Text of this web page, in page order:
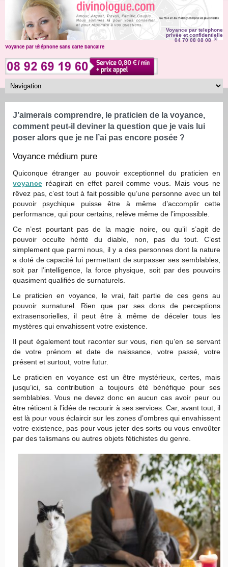
Voyance par telephone
privée et confidentielle
04 70 08 08 08
(1)
Voyance par téléphone sans carte bancaire
J’aimerais comprendre, le praticien de la voyance,
comment peut-il deviner la question que je vais lui
poser alors que je ne l’ai pas encore posée ?
Voyance médium pure
Quiconque étranger au pouvoir exceptionnel du praticien en
voyance réagirait en effet pareil comme vous. Mais vous ne
rêvez pas, c’est tout à fait possible qu’une personne avec un tel
pouvoir psychique puisse être à même d’accomplir cette
performance, qui pour certains, relève même de l’impossible.
Ce n’est pourtant pas de la magie noire, ou qu’il s’agit de
pouvoir occulte hérité du diable, non, pas du tout. C’est
simplement que parmi nous, il y a des personnes dont la nature
a doté de capacité lui permettant de surpasser ses semblables,
soit par l’intelligence, la force physique, soit par des pouvoirs
quasiment qualifiés de surnaturels.
Le praticien en voyance, le vrai, fait partie de ces gens au
pouvoir surnaturel. Rien que par ses dons de perceptions
extrasensorielles, il peut être à même de déceler tous les
mystères qui envahissent votre existence.
Il peut également tout raconter sur vous, rien qu’en se servant
de votre prénom et date de naissance, votre passé, votre
présent et surtout, votre futur.
Le praticien en voyance est un être mystérieux, certes, mais
jusqu’ici, sa contribution a toujours été bénéfique pour ses
semblables. Vous ne devez donc en aucun cas avoir peur ou
être réticent à l’idée de recourir à ses services. Car, avant tout, il
est là pour vous éclaircir sur les zones d’ombres qui envahissent
votre existence, pas pour vous jeter des sorts ou vous envoûter
par des talismans ou autres objets fétichistes du genre.